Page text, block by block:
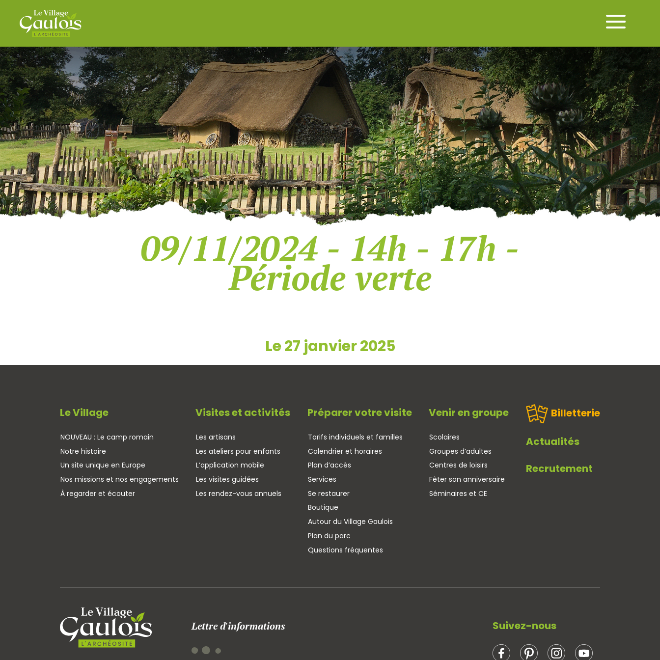
09/11/2024 - 14h - 17h -
Période verte
Le 27 janvier 2025
Le Village
NOUVEAU : Le camp romain
Notre histoire
Un site unique en Europe
Nos missions et nos engagements
À regarder et écouter
Visites et activités
Les artisans
Les ateliers pour enfants
L’application mobile
Les visites guidées
Les rendez-vous annuels
Préparer votre visite
Tarifs individuels et familles
Calendrier et horaires
Plan d’accès
Services
Se restaurer
Boutique
Autour du Village Gaulois
Plan du parc
Questions fréquentes
Venir en groupe
Scolaires
Groupes d’adultes
Centres de loisirs
Fêter son anniversaire
Séminaires et CE
Billetterie
Actualités
Recrutement
Lettre d'informations Suivez-nous